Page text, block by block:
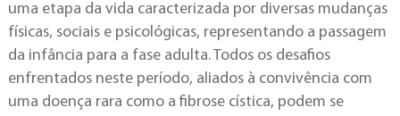
uma etapa da vida caracterizada por diversas mudanças
físicas, sociais e psicológicas, representando a passagem
da infância para a fase adulta. Todos os desafios
enfrentados neste período, aliados à convivência com
uma doença rara como a fibrose cística, podem se